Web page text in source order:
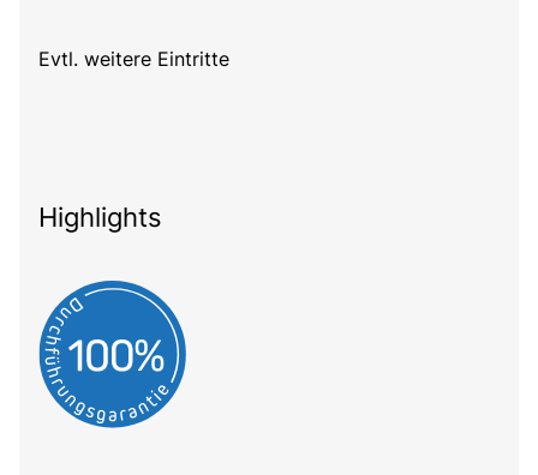
Evtl. weitere Eintritte
Highlights